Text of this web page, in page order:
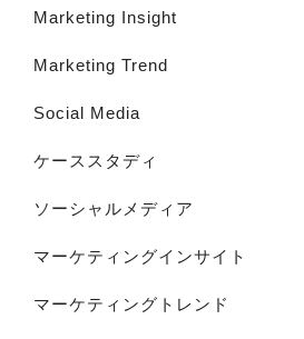
Marketing Insight
Marketing Trend
Social Media
ケーススタディ
ソーシャルメディア
マーケティングインサイト
マーケティングトレンド